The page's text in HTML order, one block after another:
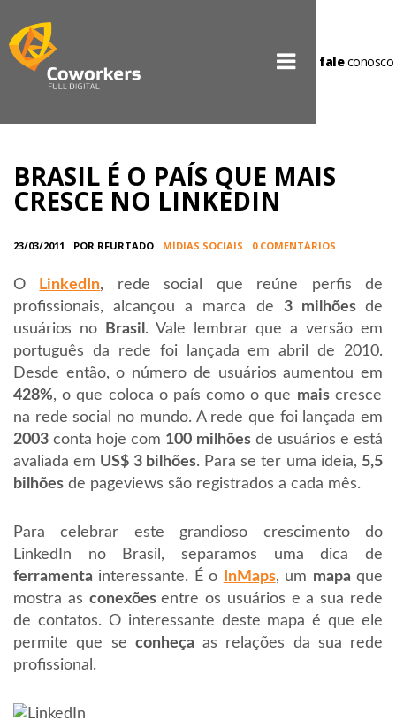
faleconosco
BRASIL É O PAÍS QUE MAIS
CRESCE NO LINKEDIN
23/03/2011 POR RFURTADO MÍDIAS SOCIAIS 0 COMENTÁRIOS
O LinkedIn, rede social que reúne perfis de
profissionais, alcançou a marca de 3 milhõesde
usuários no
Brasil . Vale lembrar que a versão em
português da rede foi lançada em abril de 2010.
Desde então, o número de usuários aumentou em
428%, o que coloca o país como o que maiscresce
na rede social no mundo. A rede que foi lançada em
2003 conta hoje com 100 milhõesde usuários e está
avaliada em US$ 3 bilhões. Para se ter uma ideia, 5,5
bilhões de pageviews são registrados a cada mês.
Para celebrar este grandioso crescimento do
LinkedIn no Brasil, separamos uma dica de
ferramenta interessante. É o InMaps, um mapaque
mostra as conexõesentre os usuários e a sua rede
de contatos. O interessante deste mapa é que ele
permite que se conheçaas relações da sua rede
profissional.